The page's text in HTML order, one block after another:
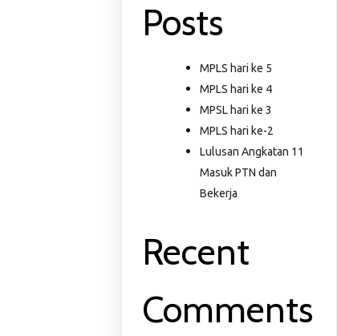
Posts
MPLS hari ke 5
MPLS hari ke 4
MPSL hari ke 3
MPLS hari ke-2
Lulusan Angkatan 11
Masuk PTN dan
Bekerja
Recent
Comments